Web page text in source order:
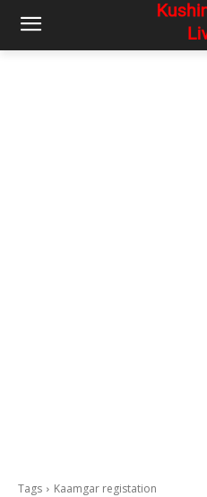
Tags Kaamgar registation